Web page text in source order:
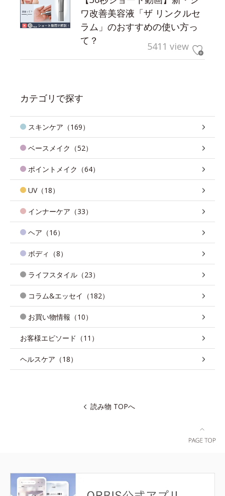
ワ改善美容液「ザ リンクルセ
ラム」のおすすめの使い方っ
て？
5411 view
カテゴリで探す
スキンケア（169）
ベースメイク（52）
ポイントメイク（64）
UV（18）
インナーケア（33）
ヘア（16）
ボディ（8）
ライフスタイル（23）
コラム&エッセイ（182）
お買い物情報（10）
お客様エピソード（11）
ヘルスケア（18）
読み物 TOPへ